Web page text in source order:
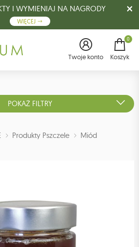
I WYMIENIAJ NA NAGRODY
WIĘCEJ
Twoje konto
0
Koszyk
POKAŻ FILTRY
Produkty Pszczele
Miód